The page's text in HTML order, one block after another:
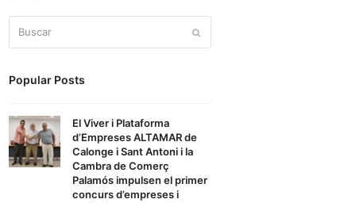
Popular Posts
El Viver i Plataforma
d’Empreses ALTAMAR de
Calonge i Sant Antoni i la
Cambra de Comerç
Palamós impulsen el primer
concurs d’empreses i